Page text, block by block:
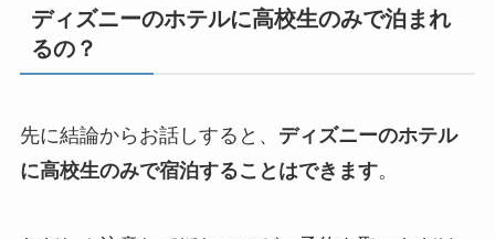
ディズニーのホテルに高校生のみで泊まれ
るの？
先に結論からお話しすると、 ディズニーのホテル
に高校生のみで宿泊することはできます。